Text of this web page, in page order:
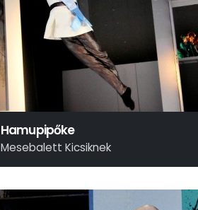
Hamupipőke
Mesebalett Kicsiknek
Szergej Prokofjev